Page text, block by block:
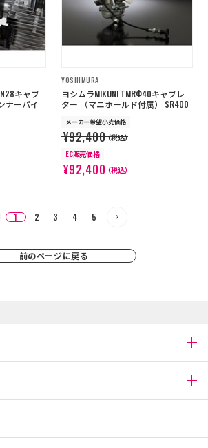
キャブ
ナーパイ
YOSHIMURA
ヨシムラMIKUNI TMRФ40キャブレ
ター （マニホールド付属） SR400
メーカー希望小売価格
¥92,400（税込）
EC販売価格
¥92,400（税込）
1 2 3 4 5
前のページに戻る